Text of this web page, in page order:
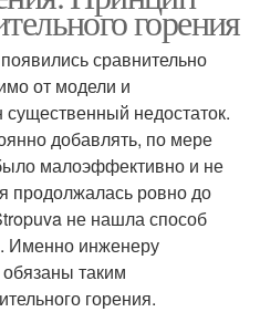
горения
сравнительно
от модели и
недостаток.
добавлять, по мере
малоэффективно и не
продолжалась ровно до
не нашла способ
Именно инженеру
таким
горения.